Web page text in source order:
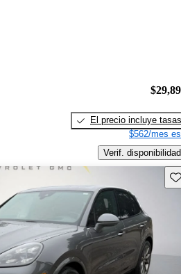
El precio incluye tasas
$562/mes
Verif. disponibilidad